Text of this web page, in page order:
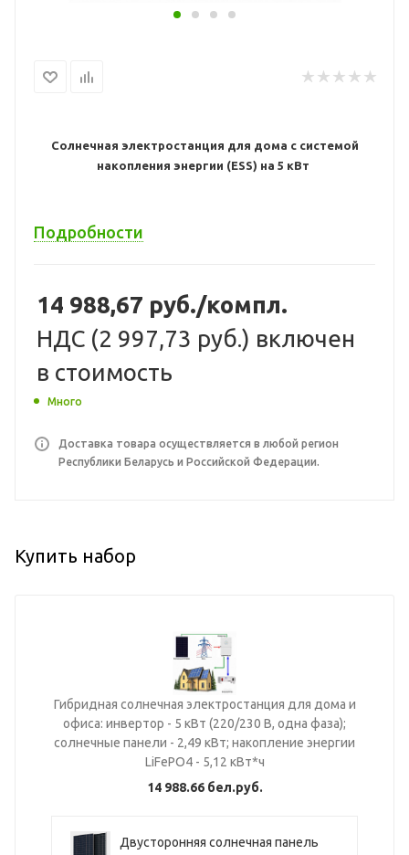
Солнечная электростанция для дома с системой
накопления энергии (ESS) на 5 кВт
Подробности
14 988,67 руб./компл.
НДС (2 997,73 руб.) включен
в стоимость
Много
Доставка товара осуществляется в любой регион
Республики Беларусь и Российской Федерации.
Купить набор
Гибридная солнечная электростанция для дома и
офиса: инвертор - 5 кВт (220/230 В, одна фаза);
солнечные панели - 2,49 кВт; накопление энергии
LiFePO4 - 5,12 кВт*ч
14 988.66 бел.руб.
Двусторонняя солнечная панель